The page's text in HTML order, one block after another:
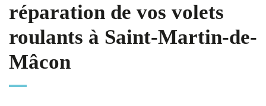
réparation de vos volets
roulants à Saint-Martin-de-
Mâcon